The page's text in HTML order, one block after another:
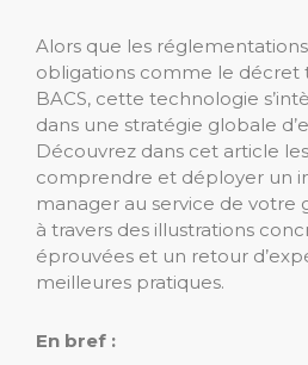
Alors que les
obligations comme le décret
BACS, cette technologie
dans une stratégie globale
Découvrez dans cet article
comprendre et déployer un
manager au service de votre
à travers des illustrations
éprouvées et un retour
meilleures pratiques.
En bref :